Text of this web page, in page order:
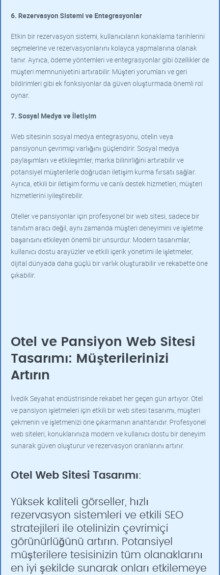
6. Rezervasyon Sistemi ve Entegrasyonlar
Etkin bir rezervasyon sistemi, kullanıcıların konaklama tarihlerini
seçmelerine ve rezervasyonlarını kolayca yapmalarına olanak
tanır. Ayrıca, ödeme yöntemleri ve entegrasyonlar gibi özellikler de
müşteri memnuniyetini artırabilir. Müşteri yorumları ve geri
bildirimleri gibi ek fonksiyonlar da güven oluşturmada önemli rol
oynar.
7. Sosyal Medya ve İletişim
Web sitesinin sosyal medya entegrasyonu, otelin veya
pansiyonun çevrimiçi varlığını güçlendirir. Sosyal medya
paylaşımları ve etkileşimler, marka bilinirliğini artırabilir ve
potansiyel müşterilerle doğrudan iletişim kurma fırsatı sağlar.
Ayrıca, etkili bir iletişim formu ve canlı destek hizmetleri, müşteri
hizmetlerini iyileştirebilir.
Oteller ve pansiyonlar için profesyonel bir web sitesi, sadece bir
tanıtım aracı değil, aynı zamanda müşteri deneyimini ve işletme
başarısını etkileyen önemli bir unsurdur. Modern tasarımlar,
kullanıcı dostu arayüzler ve etkili içerik yönetimi ile işletmeler,
dijital dünyada daha güçlü bir varlık oluşturabilir ve rekabette öne
çıkabilir.
Otel ve Pansiyon Web Sitesi
Tasarımı: Müşterilerinizi
Artırın
İvedik Seyahat endüstrisinde rekabet her geçen gün artıyor. Otel
ve pansiyon işletmeleri için etkili bir web sitesi tasarımı, müşteri
çekmenin ve işletmenizi öne çıkarmanın anahtarıdır. Profesyonel
web siteleri, konuklarınıza modern ve kullanıcı dostu bir deneyim
sunarak güven oluşturur ve rezervasyon oranlarını artırır.
Otel Web Sitesi Tasarımı:
Yüksek kaliteli görseller, hızlı
rezervasyon sistemleri ve etkili SEO
stratejileri ile otelinizin çevrimiçi
görünürlüğünü artırın. Potansiyel
müşterilere tesisinizin tüm olanaklarını
en iyi şekilde sunarak onları etkilemeye